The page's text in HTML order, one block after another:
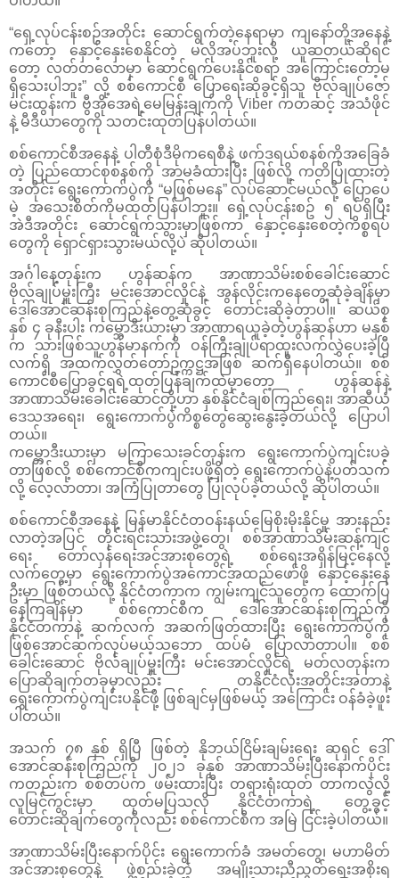
“ရှေ့လုပ်ငန်းစဥ်အတိုင်း ဆောင်ရွက်တဲ့နေရာမှာ ကျနော်တို့အနေနဲ့
ကတော့ နှောင့်နှေးစေနိုင်တဲ့ မလိုအပ်ဘူးလို့ ယူဆတယ်ဆိုရင်
တော့ လတ်တလောမှာ ဆောင်ရွက်ပေးနိုင်စရာ အကြောင်းတော့မ
ရှိသေးပါဘူး” လို့ စစ်ကောင်စီ ပြောရေးဆိုခွင့်ရှိသူ ဗိုလ်ချုပ်ဇော်
မင်းထွန်းက ဗွီအိုအေရဲ့မေမြန်းချက်ကို Viber ကတဆင့် အသံဖိုင်
နဲ့ မီဒီယာတွေကို သတင်းထုတ်ပြန်ပါတယ်။
စစ်ကောင်စီအနေနဲ့ ပါတီစုံဒီမိုကရေစီနဲ့ ဖက်ဒရယ်စနစ်ကိုအခြေခံ
တဲ့ ပြည်ထောင်စုစနစ်ကို အာမခံထားပြီး ဖြစ်လို့ ကတိပြုထားတဲ့
အတိုင်း ရွေးကောက်ပွဲကို “မဖြစ်မနေ” လုပ်ဆောင်မယ်လို့ ပြောပေ
မဲ့ အသေးစိတ်ကိုမထုတ်ပြန်ပါဘူး။ ရှေ့လုပ်ငန်းစဥ် ၅ ရပ်ရှိပြီး
အဲဒီအတိုင်း ဆောင်ရွက်သွားမှာဖြစ်ကာ နှောင့်နှေးစေတဲ့ကိစ္စရပ်
တွေကို ရှောင်ရှားသွားမယ်လို့ပဲ ဆိုပါတယ်။
အင်္ဂါနေ့တုန်းက ဟွန်ဆန်က အာဏာသိမ်းစစ်ခေါင်းဆောင်
ဗိုလ်ချုပ်မှူးကြီး မင်းအောင်လှိုင်နဲ့ အွန်လိုင်းကနေတွေ့ဆုံခဲ့ချိန်မှာ
ဒေါ်အောင်ဆန်းစုကြည်နဲ့တွေ့ဆုံခွင့် တောင်းဆိုခဲ့တာပါ။ ဆယ်စု
နှစ် ၄ ခုနီးပါး ကမ္ဘောဒီးယားမှာ အာဏာရယူခဲ့တဲ့ဟွန်ဆန်ဟာ မနှစ်
က သားဖြစ်သူဟွန်မာနက်ကို ဝန်ကြီးချုပ်ရာထူးလက်လွှဲပေးခဲ့ပြီ
လက်ရှိ အထက်လွှတ်တော်ဥက္ကဋ္ဌအဖြစ် ဆက်ရှိနေပါတယ်။ စစ်
ကောင်စီပြောခွင့်ရရဲ့ထုတ်ပြန်ချက်ထဲမှာတော့ ဟွန်ဆန်နဲ့
အာဏာသိမ်းခေါင်းဆောင်တို့ဟာ နှစ်နိုင်ငံချစ်ကြည်ရေး၊ အာဆီယံ
ဒေသအရေး၊ ရွေးကောက်ပွဲကိစ္စတွေဆွေးနွေးခဲ့တယ်လို့ ပြောပါ
တယ်။
ကမ္ဘောဒီးယားမှာ မကြာသေးခင်တုန်းက ရွေးကောက်ပွဲကျင်းပခဲ့
တာဖြစ်လို့ စစ်ကောင်စီကကျင်းပဖို့ရှိတဲ့ ရွေးကောက်ပွဲနဲ့ပတ်သက်
လို့ လေ့လာတာ၊ အကြံပြုတာတွေ ပြုလုပ်ခဲ့တယ်လို့ ဆိုပါတယ်။
စစ်ကောင်စီအနေနဲ့ မြန်မာနိုင်ငံတဝန်းနယ်မြေစိုးမိုးနိုင်မှု အားနည်း
လာတဲ့အပြင် တိုင်းရင်းသားအဖွဲ့တွေ၊ စစ်အာဏာသိမ်းဆန့်ကျင်
ရေး တော်လှန်ရေးအင်အားစုတွေရဲ့ စစ်ရေးအရှိန်မြင့်နေလို့
လက်တွေ့မှာ ရွေးကောက်ပွဲအကောင်အထည်ဖော်ဖို့ နှောင့်နှေးနေ
ဦးမှာ ဖြစ်တယ်လို့ နိုင်ငံတကာက ကျွမ်းကျင်သူတွေက ထောက်ပြ
နေကြချိန်မှာ စစ်ကောင်စီက ဒေါ်အောင်ဆန်းစုကြည်ကို
နိုင်ငံတကာနဲ့ ဆက်လက် အဆက်ဖြတ်ထားပြီး ရွေးကောက်ပွဲကို
ဖြစ်အောင်ဆက်လုပ်မယ့်သဘော ထပ်မံ ပြောလာတာပါ။ စစ်
ခေါင်းဆောင် ဗိုလ်ချုပ်မှူးကြီး မင်းအောင်လှိုင်ရဲ့ မတ်လတုန်းက
ပြောဆိုချက်တခုမှာလည်း တနိုင်ငံလုံးအတိုင်းအတာနဲ့
ရွေးကောက်ပွဲကျင်းပနိုင်ဖို့ ဖြစ်ချင်မှဖြစ်မယ့် အကြောင်း ဝန်ခံခဲ့ဖူး
ပါတယ်။
အသက် ၇၈ နှစ် ရှိပြီ ဖြစ်တဲ့ နိုဘယ်ငြိမ်းချမ်းရေး ဆုရှင် ဒေါ်
အောင်ဆန်းစုကြည်ကို ၂၀၂၁ ခုနှစ် အာဏာသိမ်းပြီးနောက်ပိုင်း
ကတည်းက စစ်တပ်က ဖမ်းထားပြီး တရားရုံးထုတ် တာကလွဲလို့
လူမြင်ကွင်းမှာ ထုတ်မပြသလို နိုင်ငံတကာရဲ့ တွေ့ခွင့်
တောင်းဆိုချက်တွေကိုလည်း စစ်ကောင်စီက အမြဲ ငြင်းခဲ့ပါတယ်။
အာဏာသိမ်းပြီးနောက်ပိုင်း ရွေးကောက်ခံ အမတ်တွေ၊ မဟာမိတ်
အင်အားစုတွေနဲ့ ဖွဲ့စည်းခဲ့တဲ့ အမျိုးသားညီညွတ်ရေးအစိုးရ